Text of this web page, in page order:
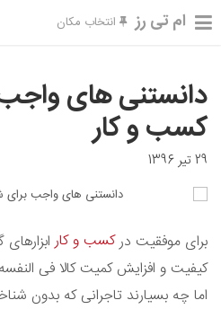
ام تی رز انتخاب مکان
دانستنی های
کسب و کار
29 تیر 1396
برای موفقیت درکسب و کار
کیفیت و افزایش کمیت کالا فی
اما چه بسیارند تاجرانی که بدون